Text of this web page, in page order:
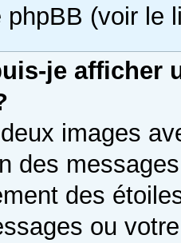
phpBB (voir le
je afficher
images
des
des
ou